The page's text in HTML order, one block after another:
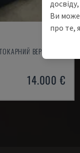
ВЕРСТАТ
14.000 €
Ви
про те,